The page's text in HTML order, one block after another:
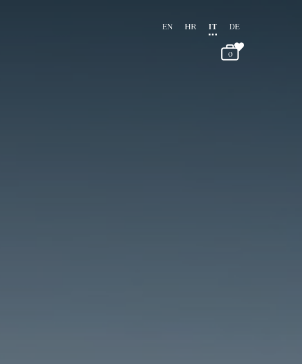
EN HR IT DE
0